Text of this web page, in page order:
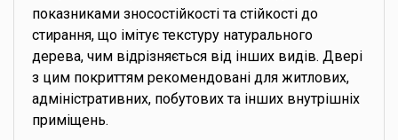
показниками зносостійкості та стійкості до
стирання, що імітує текстуру натурального
дерева, чим відрізняється від інших видів. Двері
з цим покриттям рекомендовані для житлових,
адміністративних, побутових та інших внутрішніх
приміщень.